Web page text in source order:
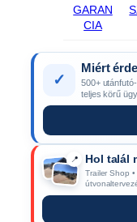
GARAN
CIA
✓
Miért
500+
teljes körű
📍 Hol talál
Trailer Shop